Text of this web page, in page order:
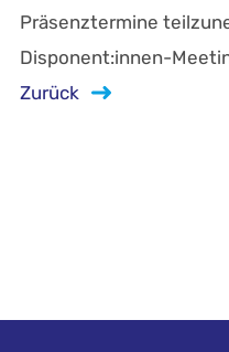
Präsenztermine
Disponent:innen-
Zurück